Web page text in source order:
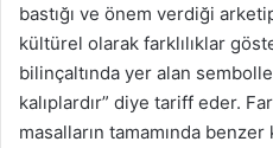
bastığı ve önem verdiği
kültürel olarak farklılıklar
bilinçaltında yer alan
kalıplardır” diye tariff eder.
masalların tamamında